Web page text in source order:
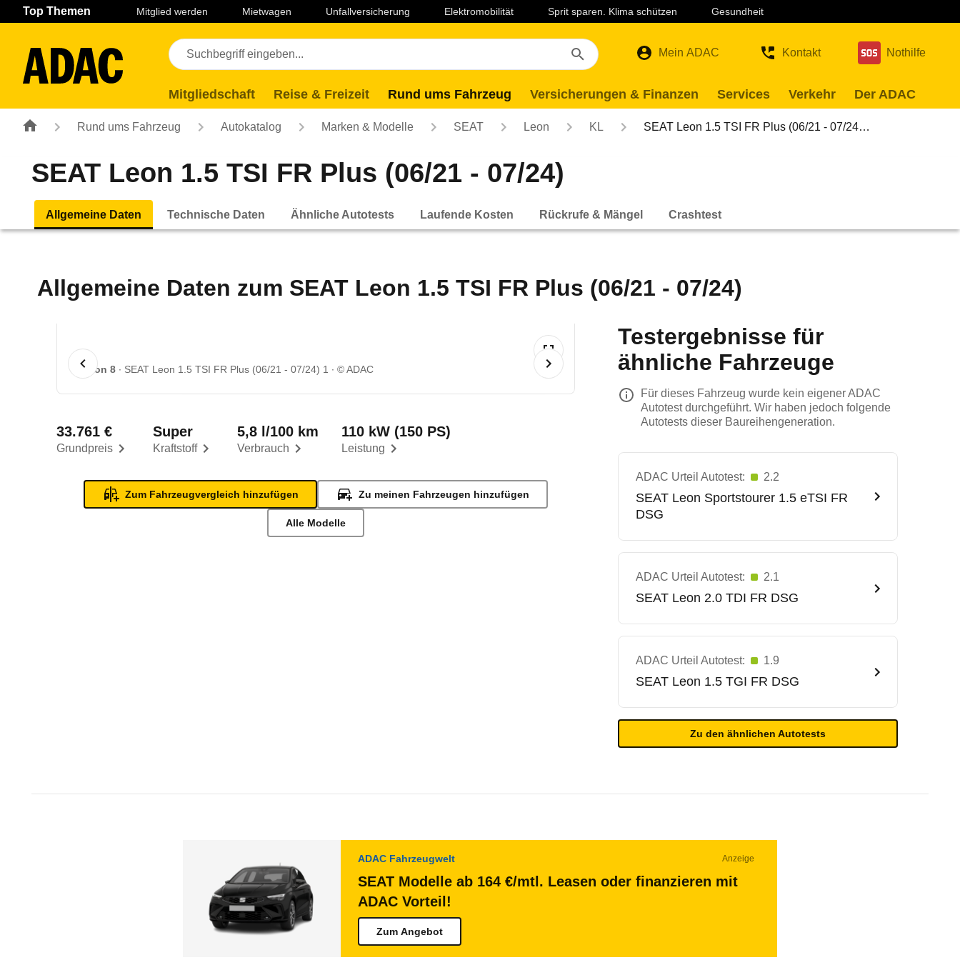
Navigation Seiteninhalt Fußzeile
Top Themen Mitglied werden Mietwagen Unfallversicherung Elektromobilität Sprit sparen. Klima schützen Gesundheit
Mein ADAC Kontakt Nothilfe
Mitgliedschaft Reise & Freizeit Rund ums Fahrzeug Versicherungen & Finanzen Services Verkehr Der ADAC
Rund ums Fahrzeug Autokatalog Marken & Modelle SEAT Leon KL SEAT Leon 1.5 TSI FR Plus (06/21 - 07/24…
SEAT Leon 1.5 TSI FR Plus (06/21 - 07/24)
Allgemeine Daten Technische Daten Ähnliche Autotests Laufende Kosten Rückrufe & Mängel Crashtest
Allgemeine Daten zum SEAT Leon 1.5 TSI FR Plus (06/21 - 07/24)
1 von 8 SEAT Leon 1.5 TSI FR Plus (06/21 - 07/24) 1 © ADAC
Grundpreis
33.761 €
Kraftstoff
Super
Verbrauch
5,8 l/100 km
Leistung
110 kW (150 PS)
Zum Fahrzeugvergleich hinzufügen Zu meinen Fahrzeugen hinzufügen
Alle Modelle
Testergebnisse für
ähnliche Fahrzeuge
Für dieses Fahrzeug wurde kein eigener ADAC
Autotest durchgeführt. Wir haben jedoch folgende
Autotests dieser Baureihengeneration.
ADAC Urteil Autotest: 2.2
SEAT Leon Sportstourer 1.5 eTSI FR
DSG
ADAC Urteil Autotest: 2.1
SEAT Leon 2.0 TDI FR DSG
ADAC Urteil Autotest: 1.9
SEAT Leon 1.5 TGI FR DSG
Zu den ähnlichen Autotests
ADAC Fahrzeugwelt Anzeige
SEAT Modelle ab 164 €/mtl. Leasen oder finanzieren mit
ADAC Vorteil!
Zum Angebot